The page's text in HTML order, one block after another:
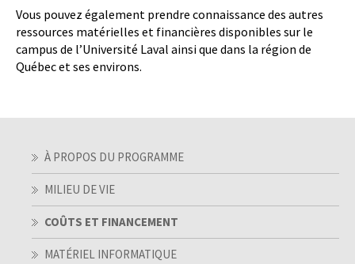
Vous pouvez également prendre connaissance des autres
ressources matérielles et financières disponibles sur le
campus de l’Université Laval ainsi que dans la région de
Québec et ses environs.
À PROPOS DU PROGRAMME
MILIEU DE VIE
COÛTS ET FINANCEMENT
MATÉRIEL INFORMATIQUE